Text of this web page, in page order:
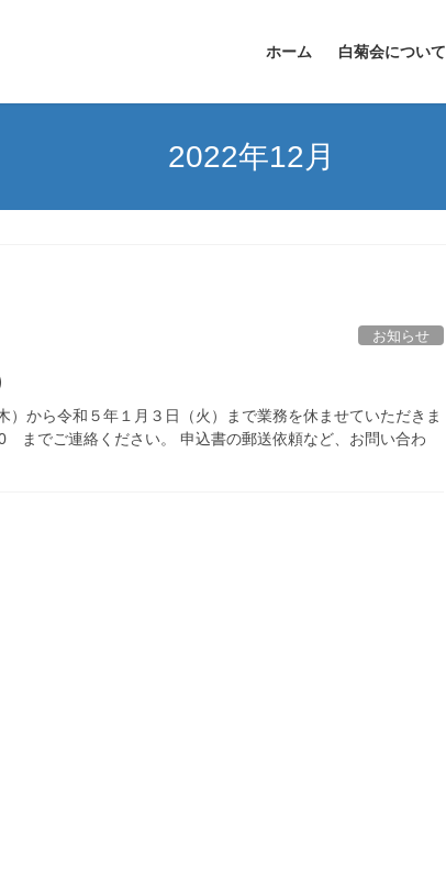
ホーム 白菊会について
2022年12月
お知らせ
から令和５年１月３日（火）まで業務を休ませていただきま
でご連絡ください。 申込書の郵送依頼など、お問い合わ